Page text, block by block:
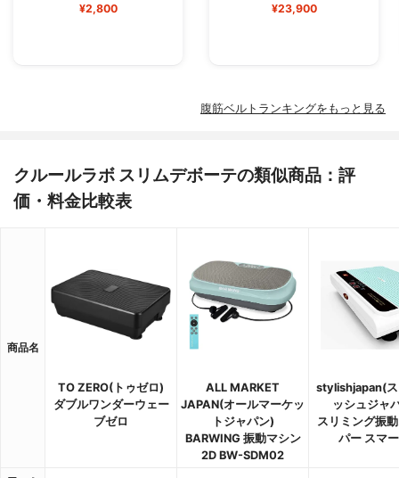
¥2,800 ¥23,900
腹筋ベルトランキングをもっと見る
クルールラボ スリムデボーテの類似商品：評
価・料金比較表
商品名
TO ZERO(トゥゼロ)
ダブルワンダーウェー
ブゼロ
ALL MARKET
JAPAN(オールマーケッ
トジャパン)
BARWING 振動マシン
2D BW-SDM02
stylishjapan(ス
ッシュジャ
スリミング振
パー スマ